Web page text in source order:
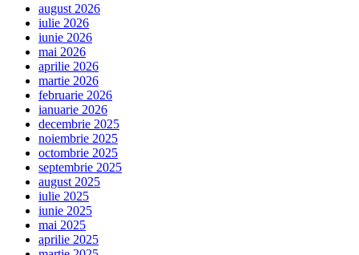
august 2026
iulie 2026
iunie 2026
mai 2026
aprilie 2026
martie 2026
februarie 2026
ianuarie 2026
decembrie 2025
noiembrie 2025
octombrie 2025
septembrie 2025
august 2025
iulie 2025
iunie 2025
mai 2025
aprilie 2025